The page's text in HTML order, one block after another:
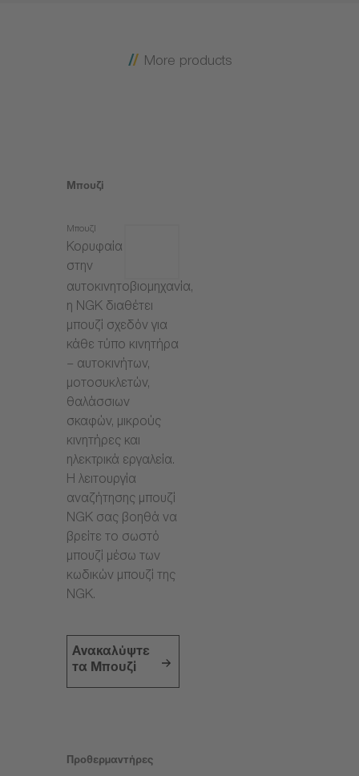
More products
Μπουζί
Μπουζί
Κορυφαία
στην
αυτοκινητοβιομηχανία,
η NGK διαθέτει
μπουζί σχεδόν για
κάθε τύπο κινητήρα
– αυτοκινήτων,
μοτοσυκλετών,
θαλάσσιων
σκαφών, μικρούς
κινητήρες και
ηλεκτρικά εργαλεία.
Η λειτουργία
αναζήτησης μπουζί
NGK σας βοηθά να
βρείτε το σωστό
μπουζί μέσω των
κωδικών μπουζί της
NGK.
Ανακαλύψτε
τα Μπουζί
Προθερμαντήρες